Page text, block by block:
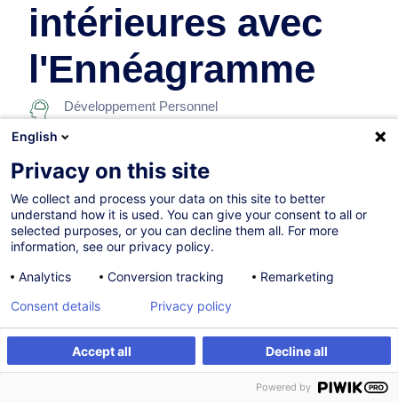
S'inscrire Formation sur mesure
intérieures avec
l'Ennéagramme
Développement Personnel
10.12.2026
14h
Formation présentielle
Cours du jour
French / Français
English
Privacy on this site
We collect and process your data on this site to better
understand how it is used. You can give your consent to all or
selected purposes, or you can decline them all. For more
information, see our privacy policy.
Analytics
Conversion tracking Remarketing
Accept all Decline all
Consent details Privacy policy
Powered by